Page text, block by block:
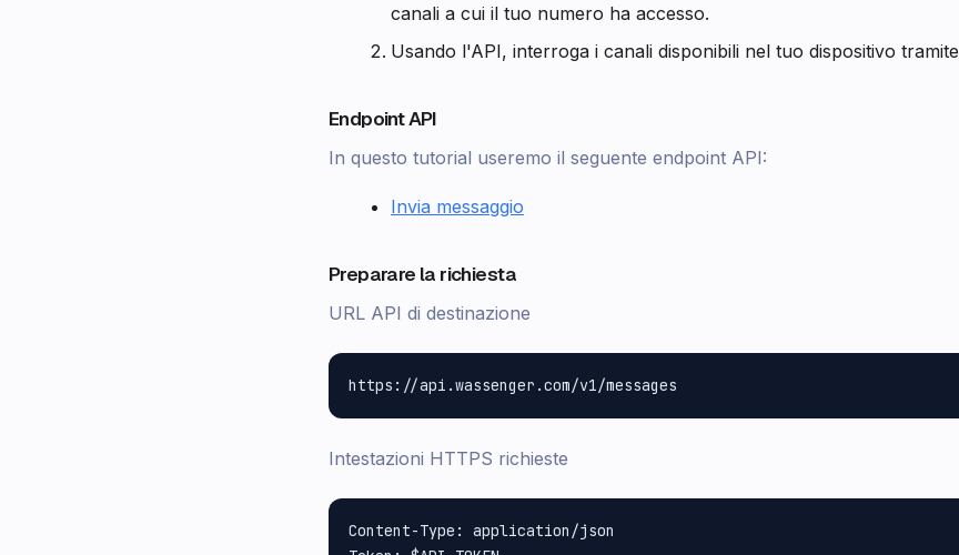
canali a cui il tuo numero ha accesso.
Usando l'API, interroga i canali disponibili nel tuo dispositivo tramite
Endpoint API
In questo tutorial useremo il seguente endpoint API:
Invia messaggio
Preparare la richiesta
URL API di destinazione
Intestazioni HTTPS richieste
Content-Type: application/json